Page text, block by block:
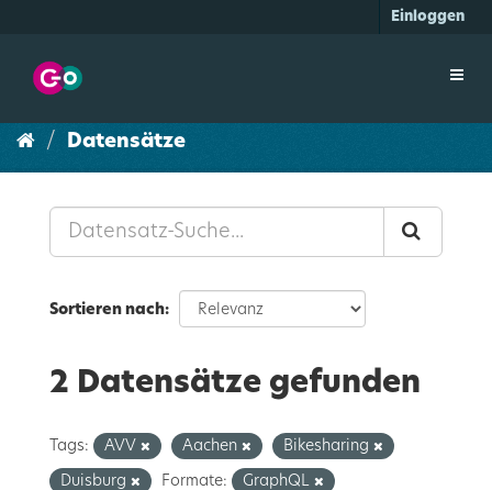
Einloggen
Datensätze
Sortieren nach
2 Datensätze gefunden
Tags: AVV Aachen Bikesharing
Duisburg Formate: GraphQL